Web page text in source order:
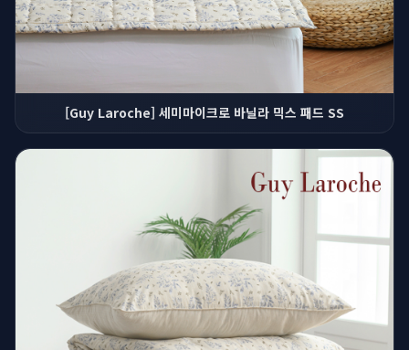
[Guy Laroche] 세미마이크로 바닐라 믹스 패드 SS